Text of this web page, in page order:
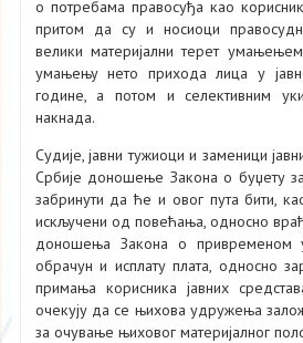
о потребама правосуђа као
притом да су и носиоци
велики материјални терет
умањењу нето прихода лица у
године, а потом и селективним
накнада.
Судије, јавни тужиоци и заменици
Србије доношење Закона о буџету
забринути да ће и овог пута бити,
искључени од повећања, односно
доношења Закона о привременом
обрачун и исплату плата, односно
примања корисника јавних
очекују да се њихова удружења
за очување њиховог материјалног